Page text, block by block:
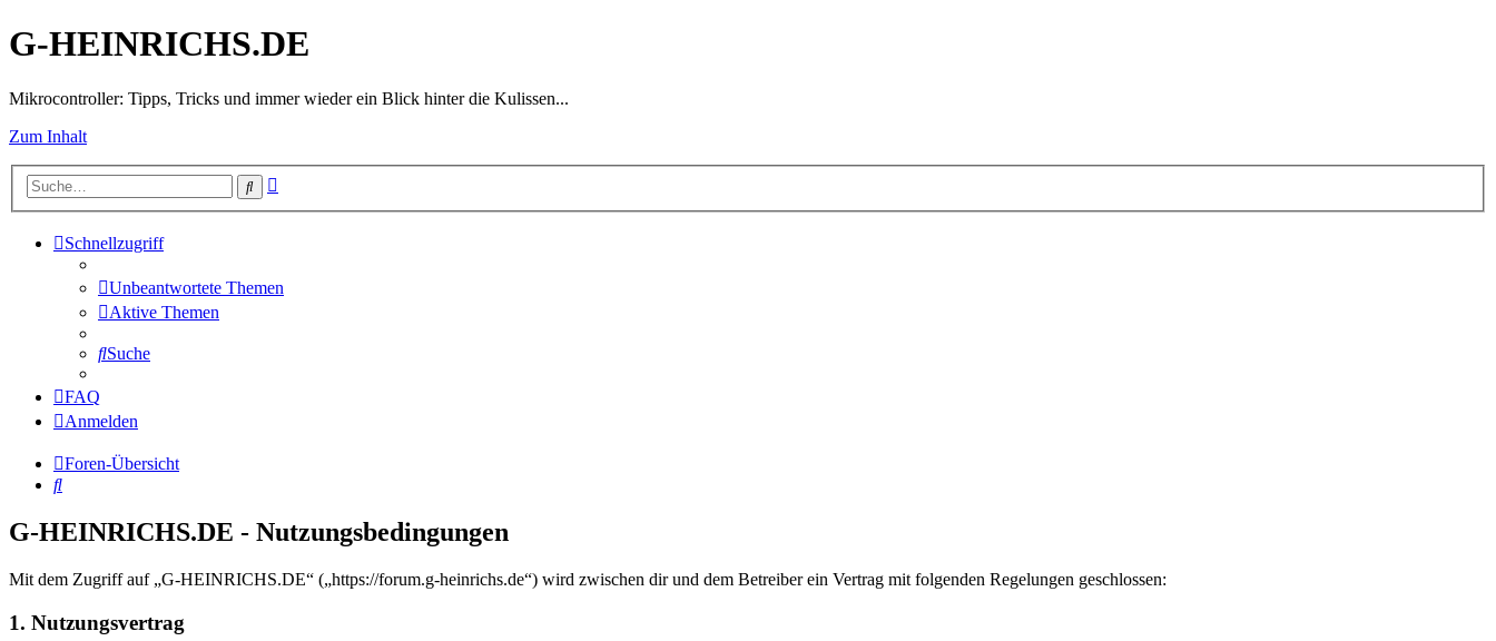
G-HEINRICHS.DE
Mikrocontroller: Tipps, Tricks und immer wieder ein Blick hinter die Kulissen...
Zum Inhalt
Suche
Schnellzugriff
Unbeantwortete Themen
Aktive Themen
Suche
FAQ
Anmelden
Foren-Übersicht
Suche
G-HEINRICHS.DE - Nutzungsbedingungen
Mit dem Zugriff auf „G-HEINRICHS.DE“ („https://forum.g-heinrichs.de“) wird zwischen dir und dem Betreiber ein Vertrag mit folgenden Regelungen geschlossen:
1. Nutzungsvertrag